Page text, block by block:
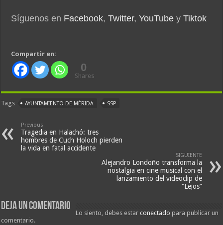
Síguenos en Facebook,Twitter, YouTube yTiktok
Compartir en:
0
Shares
Tags AYUNTAMIENTO DE MÉRIDA SSP
Previous
Tragedia en Halachó: tres
hombres de Cuch Holoch pierden
la vida en fatal accidente
SIGUIENTE
Alejandro Londoño transforma la
nostalgia en cine musical con el
lanzamiento del videoclip de
“Lejos”
Deja un comentario
Lo siento, debes estarconectado para publicar un
comentario.